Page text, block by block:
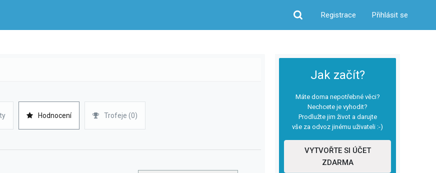
Hledat
Registrace Přihlásit se
Jak začít?
Máte doma nepotřebné věci?
Nechcete je vyhodit?
Prodlužte jim život a darujte
vše za odvoz jinému uživateli :-)
VYTVOŘTE SI ÚČET
ZDARMA
Hodnocení Trofeje (0)